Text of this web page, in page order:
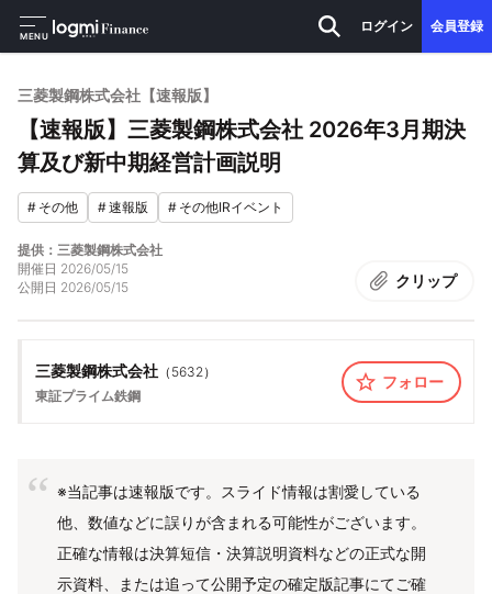
MENU
ログイン 会員登録
三菱製鋼株式会社【速報版】
【速報版】三菱製鋼株式会社 2026年3月期決
算及び新中期経営計画説明
# その他 #速報版 # その他IRイベント
提供：三菱製鋼株式会社
開催日 2026/05/15
公開日 2026/05/15 クリップ
三菱製鋼株式会社 （ 5632）
東証プライム鉄鋼
フォロー
※当記事は速報版です。スライド情報は割愛している
他、数値などに誤りが含まれる可能性がございます。
正確な情報は決算短信・決算説明資料などの正式な開
示資料、または追って公開予定の確定版記事にてご確